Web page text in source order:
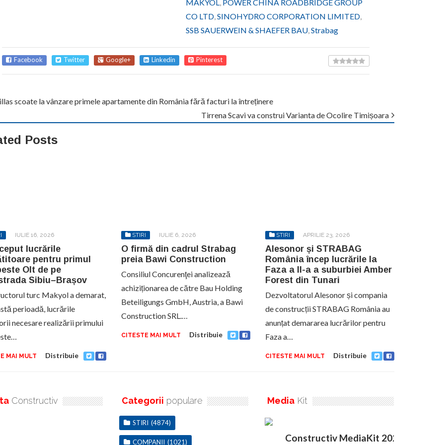
MAKYOL POWER CHINA ROADBRIDGE GROUP
CO LTD SINOHYDRO CORPORATION LIMITED
SSB SAUERWEIN & SHAEFER BAU Strabag
Facebook Twitter Google+ Linkedin Pinterest
scoate la vânzare primele apartamente din România fără facturi la întreținere
Tirrena Scavi va construi Varianta de Ocolire Timișoara
Posts
IULIE 16, 2026
lucrările
pentru primul
Olt de pe
Sibiu–Brașov
turc Makyol a demarat,
perioadă, lucrările
necesare realizării primului
MAI MULT Distribuie
STIRI IULIE 6, 2026
O firmă din cadrul Strabag
preia Bawi Construction
Consiliul Concurenţei analizează
achiziționarea de către Bau Holding
Beteiligungs GmbH, Austria, a Bawi
Construction SRL.…
CITESTE MAI MULT Distribuie
STIRI APRILIE 23, 2026
Alesonor și STRABAG
România încep lucrările la
Faza a II-a a suburbiei Amber
Forest din Tunari
Dezvoltatorul Alesonor și compania
de construcții STRABAG România au
anunțat demararea lucrărilor pentru
Faza a…
CITESTE MAI MULT Distribuie
Constructiv Categorii populare
STIRI (4874)
COMPANII (1021)
Media Kit
Constructiv MediaKit 2020